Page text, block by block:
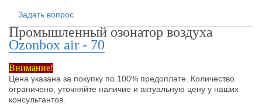
Задать вопрос
Промышленный озонатор воздуха
Ozonbox air - 70
Внимание!
Цена указана за покупку по 100% предоплате. Количество
ограничено, уточняйте наличие и актуальную цену у наших
консультантов.